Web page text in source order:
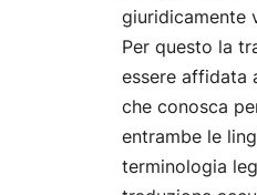
giuridicamente
Per questo la
essere affidata
che conosca
entrambe le
terminologia